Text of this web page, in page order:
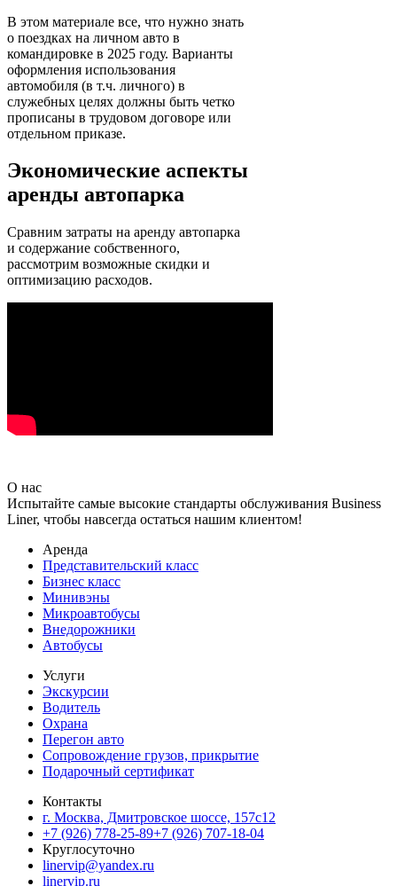
В этом материале все, что нужно знать
о поездках на личном авто в
командировке в 2025 году. Варианты
оформления использования
автомобиля (в т.ч. личного) в
служебных целях должны быть четко
прописаны в трудовом договоре или
отдельном приказе.
Экономические аспекты
аренды автопарка
Сравним затраты на аренду автопарка
и содержание собственного,
рассмотрим возможные скидки и
оптимизацию расходов.
О нас
Испытайте самые высокие стандарты обслуживания Business
Liner, чтобы навсегда остаться нашим клиентом!
Аренда
Представительский класс
Бизнес класс
Минивэны
Микроавтобусы
Внедорожники
Автобусы
Услуги
Экскурсии
Водитель
Охрана
Перегон авто
Сопровождение грузов, прикрытие
Подарочный сертификат
Контакты
г. Москва, Дмитровское шоссе, 157c12
+7 (926) 778-25-89+7 (926) 707-18-04
Круглосуточно
linervip@yandex.ru
linervip.ru